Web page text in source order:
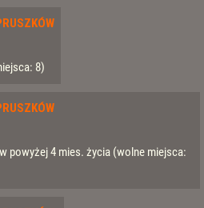
8)
powyżej 4 mies. życia (wolne miejsca: